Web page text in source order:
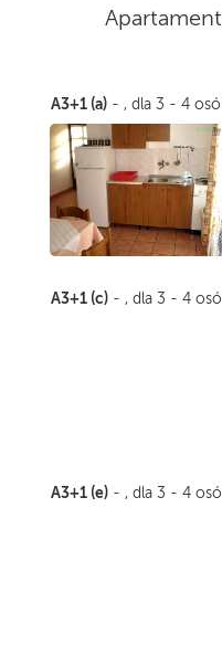
A3+1 (a) - , dla 3 - 4
A3+1 (c)- , dla 3 - 4
A3+1 (e)- , dla 3 - 4